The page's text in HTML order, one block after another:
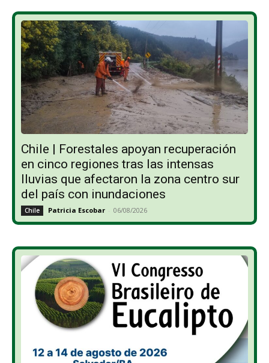
Chile | Forestales apoyan recuperación
en cinco regiones tras las intensas
lluvias que afectaron la zona centro sur
del país con inundaciones
Chile Patricia Escobar - 06/08/2026